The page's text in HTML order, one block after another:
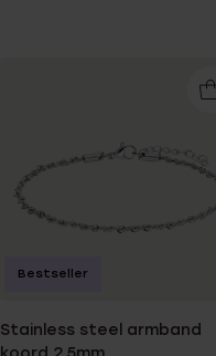
Stainless steel armband
Bestseller